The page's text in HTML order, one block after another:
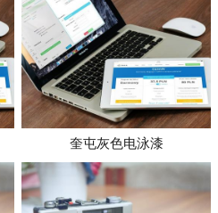
奎屯灰色电泳漆